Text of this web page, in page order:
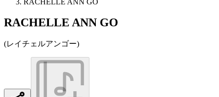
RACHELLE ANN GO
RACHELLE ANN GO
(レイチェルアンゴー)